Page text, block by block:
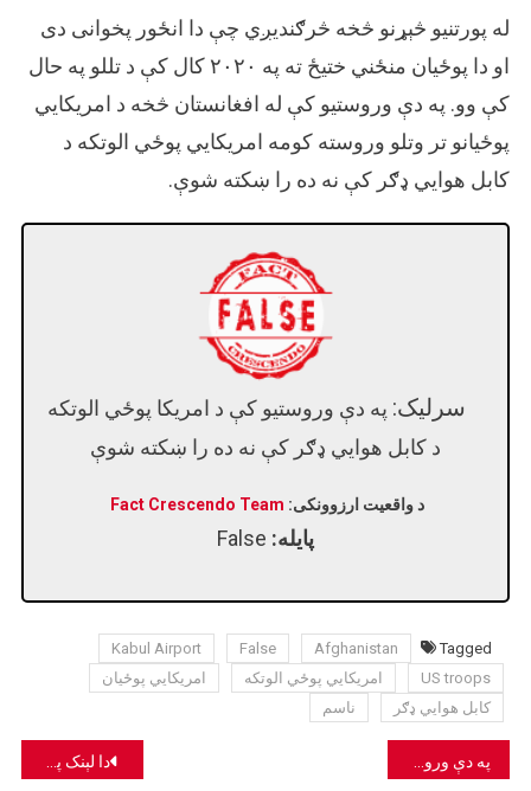
له پورتنیو څېړنو څخه څرګندیږي چې دا انځور پخوانی دی
او دا پوځیان منځني ختیځ ته په ۲۰۲۰ کال کې د تللو په حال
کې وو. په دې وروستیو کې له افغانستان څخه د امریکایي
پوځیانو تر وتلو وروسته کومه امریکایي پوځي الوتکه د
کابل هوایي ډګر کې نه ده را ښکته شوې.
سرلیک: په دې وروستیو کې د امریکا پوځي الوتکه
د کابل هوایي ډګر کې نه ده را ښکته شوې
د واقعیت ارزوونکی: Fact Crescendo Team
پایله:
Tagged
Afghanistan
False
Kabul Airport
US troops
امریکایي پوځي الوتکه
امریکایي پوځیان
کابل هوایي ډګر
ناسم
Post
دا لېنک په فېسبوک کې ستاسو پر آی ډي د محدودیت په لیرې کولو کې مرسته نه کوي